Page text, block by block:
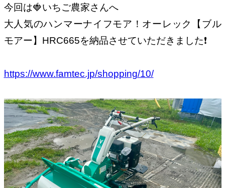
今回は🍓いちご農家さんへ
大人気のハンマーナイフモア！オーレック【ブル
モアー】HRC665を納品させていただきました❗️
https://www.famtec.jp/shopping/10/